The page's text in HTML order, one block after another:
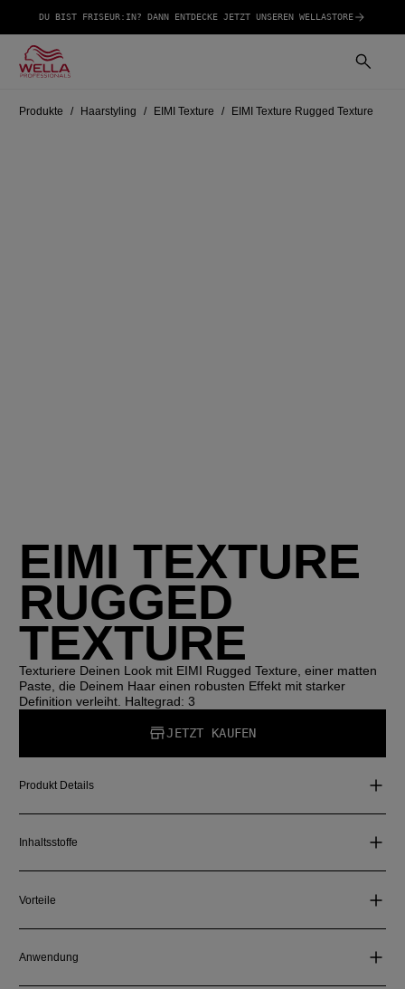
DU BIST FRISEUR:IN? DANN ENTDECKE JETZT UNSEREN WELLASTORE
Produkte Haarstyling EIMI Texture EIMI Texture Rugged Texture
EIMI TEXTURE
RUGGED
TEXTURE
Texturiere Deinen Look mit EIMI Rugged Texture, einer matten
Paste, die Deinem Haar einen robusten Effekt mit starker
Definition verleiht. Haltegrad: 3
JETZT KAUFEN
Produkt Details
Inhaltsstoffe
Vorteile
Anwendung